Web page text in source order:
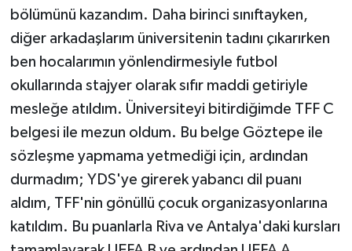
bölümünü kazandım. Daha birinci sınıftayken,
diğer arkadaşlarım üniversitenin tadını çıkarırken
ben hocalarımın yönlendirmesiyle futbol
okullarında stajyer olarak sıfır maddi getiriyle
mesleğe atıldım. Üniversiteyi bitirdiğimde TFF C
belgesi ile mezun oldum. Bu belge Göztepe ile
sözleşme yapmama yetmediği için, ardından
durmadım; YDS'ye girerek yabancı dil puanı
aldım, TFF'nin gönüllü çocuk organizasyonlarına
katıldım. Bu puanlarla Riva ve Antalya'daki kursları